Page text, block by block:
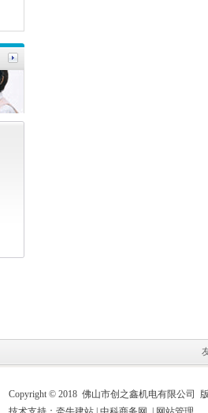
Copyright © 2018 佛山市创之鑫机电有限公司